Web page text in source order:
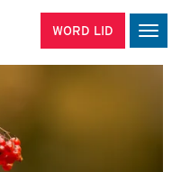
WORD LID